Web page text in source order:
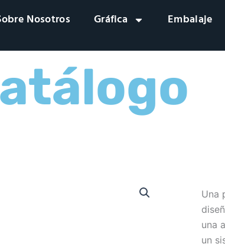
Nosotros Gráfica Embalaje
Una
una
un